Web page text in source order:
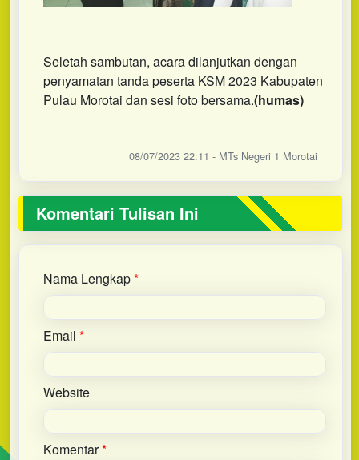
Seletah sambutan, acara dilanjutkan dengan
penyamatan tanda peserta KSM 2023 Kabupaten
Pulau Morotai dan sesi foto bersama.(humas)
08/07/2023 22:11 - MTs Negeri 1 Morotai
Komentari Tulisan Ini
Nama Lengkap*
Email *
Website
Komentar*